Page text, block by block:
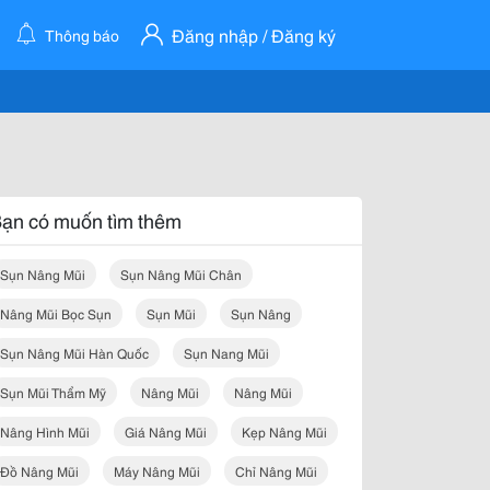
Thông báo Đăng nhập / Đăng ký
có muốn tìm thêm
Sụn Nâng Mũi Sụn Nâng Mũi Chân
Nâng Mũi Bọc Sụn Sụn Mũi Sụn Nâng
Sụn Nâng Mũi Hàn Quốc Sụn Nang Mũi
Sụn Mũi Thẩm Mỹ Nâng Mũi Nâng Mũi
Nâng Hình Mũi Giá Nâng Mũi Kẹp Nâng Mũi
Đồ Nâng Mũi Máy Nâng Mũi Chỉ Nâng Mũi